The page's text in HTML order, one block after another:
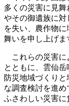
多くの災害に見
やその御遺族に
を失い、農作物
舞いを申し上げま
これらの災害に
とともに、雲仙
防災地域づくり
な調査検討を進
ふさわしい災害に